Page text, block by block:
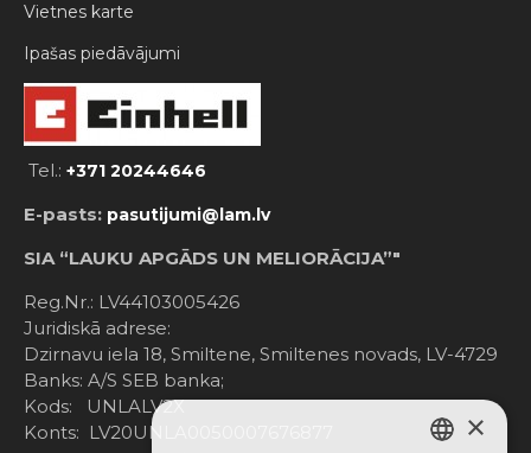
Vietnes karte
Ipašas piedāvājumi
Tel.: +371 20244646
E-pasts: pasutijumi@lam.lv
SIA “LAUKU APGĀDS UN MELIORĀCIJA”"
Reg.Nr.: LV44103005426
Juridiskā adrese:
Dzirnavu iela 18, Smiltene, Smiltenes novads, LV-4729
Banks: A/S SEB banka;
Kods: UNLALV2X
Konts: LV20UNLA0050007676877
×